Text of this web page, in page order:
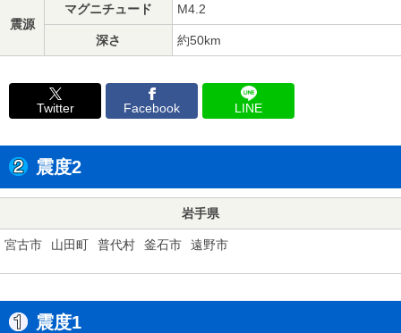
震源
マグニチュード M4.2
深さ 約50km
Twitter Facebook LINE
震度2
岩手県
宮古市 山田町 普代村 釜石市 遠野市
震度1